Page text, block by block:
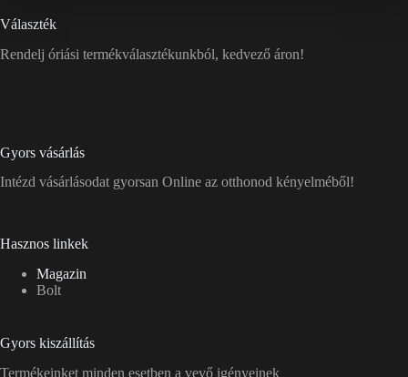
Választék
Rendelj óriási termékválasztékunkból, kedvező áron!
Gyors vásárlás
Intézd vásárlásodat gyorsan Online az otthonod kényelméből!
Hasznos linkek
Magazin
Bolt
Gyors kiszállítás
Termékeinket minden esetben a vevő igényeinek